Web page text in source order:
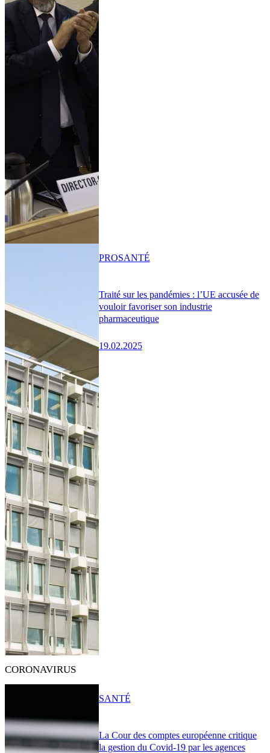
Traité sur les pandémies : l’UE accusée de
vouloir favoriser son industrie
pharmaceutique
19.02.2025
PROSANTÉ
CORONAVIRUS
La Cour des comptes européenne critique
la gestion du Covid-19 par les agences
SANTÉ